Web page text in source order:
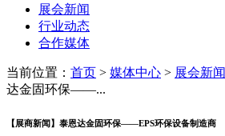
展会新闻
行业动态
合作媒体
当前位置： 首页 > 媒体中心 > 展会新闻
达金固环保——...
【展商新闻】泰恩达金固环保——EPS环保设备制造商